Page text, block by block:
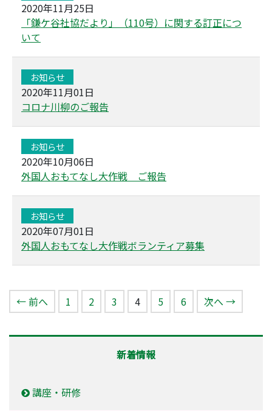
2020年11月25日
「鎌ケ谷社協だより」（110号）に関する訂正につ
いて
お知らせ
2020年11月01日
コロナ川柳のご報告
お知らせ
2020年10月06日
外国人おもてなし大作戦 ご報告
お知らせ
2020年07月01日
外国人おもてなし大作戦ボランティア募集
← 前へ 1 2 3 4（このページ）
5 6 次へ →
新着情報
講座・研修